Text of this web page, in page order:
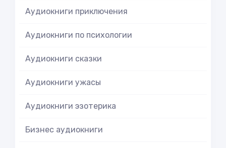
Аудиокниги приключения
Аудиокниги по психологии
Аудиокниги сказки
Аудиокниги ужасы
Аудиокниги эзотерика
Бизнес аудиокниги